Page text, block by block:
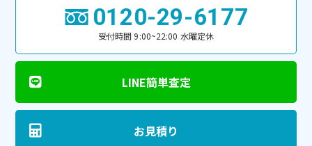
0120-29-6177
受付時間 9:00~22:00 水曜定休
LINE簡単査定
お見積り